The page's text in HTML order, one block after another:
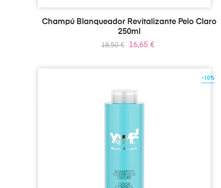
Champú Blanqueador Revitalizante Pelo Claro
250ml
Precio
18,50 € Precio
16,65 €
-10%